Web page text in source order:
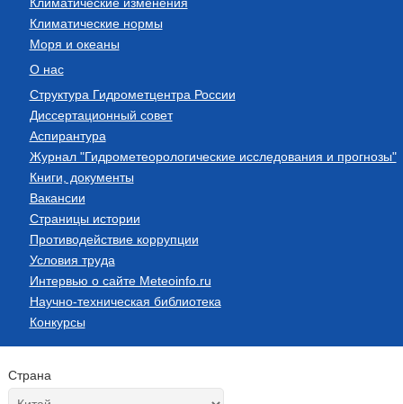
Климатические нормы
Моря и океаны
О нас
Структура Гидрометцентра России
Диссертационный совет
Аспирантура
Журнал "Гидрометеорологические исследования и прогнозы"
Книги, документы
Вакансии
Страницы истории
Противодействие коррупции
Условия труда
Интервью о сайте Meteoinfo.ru
Научно-техническая библиотека
Конкурсы
Страна